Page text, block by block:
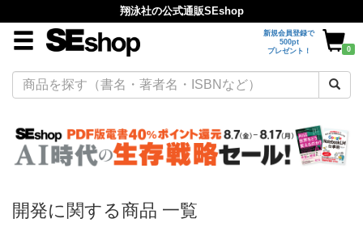
翔泳社の公式通販SEshop
新規会員登録で
500pt
プレゼント！
0
開発に関する商品 一覧